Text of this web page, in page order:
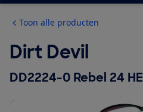
Toon alle producten
Dirt Devil
DD2224-0 Rebel 24 HE